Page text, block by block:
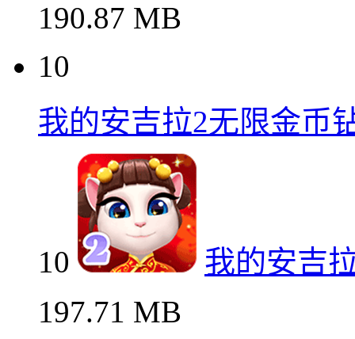
190.87 MB
10
我的安吉拉2无限金币
10
我的安吉
197.71 MB